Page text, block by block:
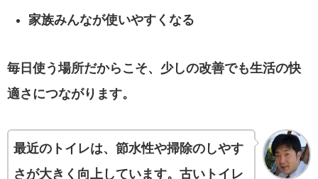
家族みんなが使いやすくなる
毎日使う場所だからこそ、少しの改善でも生活の快
適さにつながります。
最近のトイレは、節水性や掃除のしやす
さが大きく向上しています。古いトイレ